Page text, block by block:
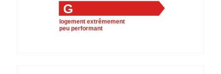
G
logement extrêmement
peu performant